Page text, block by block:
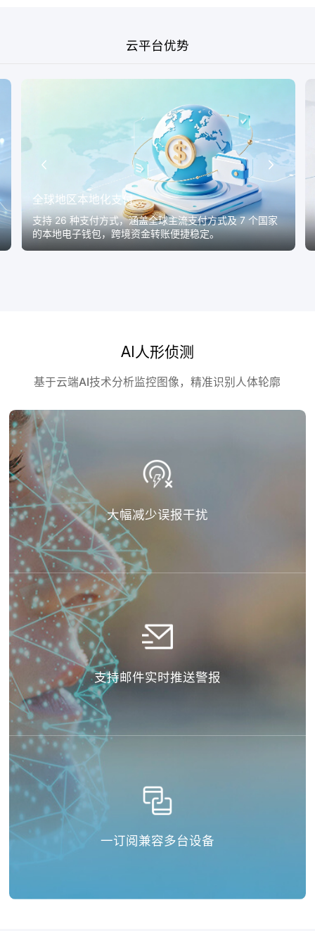
云平台优势
全球地区本地化支付
支持 26 种支付方式，涵盖全球主流支付方式及 7 个国家
的本地电子钱包，跨境资金转账便捷稳定。
AI人形侦测
基于云端AI技术分析监控图像，精准识别人体轮廓
大幅减少误报干扰
支持邮件实时推送警报
一订阅兼容多台设备